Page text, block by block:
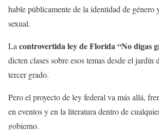
hable públicamente de la identidad de género
sexual.
La controvertida ley de Florida “No digas
dicten clases sobre esos temas desde el jardín
tercer grado.
Pero el proyecto de ley federal va más allá,
en eventos y en la literatura dentro de
gobierno.